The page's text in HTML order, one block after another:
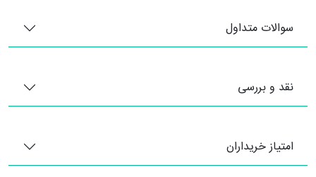
سوالات متداول
نقد و بررسی
امتیاز خریداران